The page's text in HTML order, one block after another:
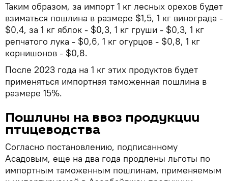
Таким образом, за импорт 1 кг лесных орехов будет
взиматься пошлина в размере $1,5, 1 кг винограда -
$0,4, за 1 кг яблок - $0,3, 1 кг груши - $0,3, 1 кг
репчатого лука - $0,6, 1 кг огурцов - $0,8, 1 кг
корнишонов - $0,8.
После 2023 года на 1 кг этих продуктов будет
применяться импортная таможенная пошлина в
размере 15%.
Пошлины на ввоз продукции
птицеводства
Согласно постановлению, подписанному
Асадовым, еще на два года продлены льготы по
импортным таможенным пошлинам, применяемым